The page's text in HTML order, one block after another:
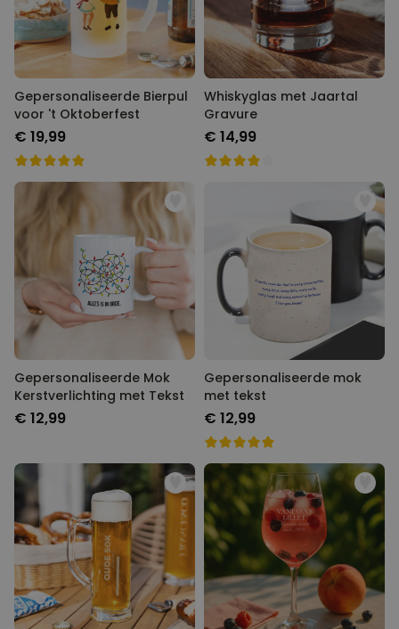
Gepersonaliseerde Bierpul
voor 't Oktoberfest
€ 19,99
Whiskyglas met Jaartal
Gravure
€ 14,99
Gepersonaliseerde Mok
Kerstverlichting met Tekst
€ 12,99
Gepersonaliseerde mok
met tekst
€ 12,99